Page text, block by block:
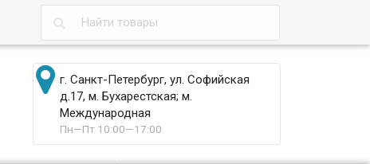
г. Санкт-Петербург, ул. Софийская
д.17, м. Бухарестская; м.
Международная
Пн—Пт 10:00—17:00